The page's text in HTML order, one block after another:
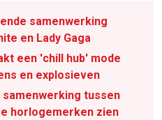
samenwerking
en Lady Gaga
een 'chill hub' mode
en explosieven
samenwerking tussen
horlogemerken zien